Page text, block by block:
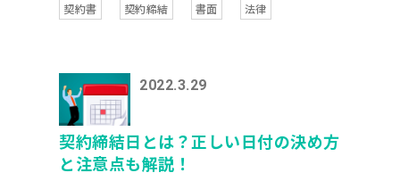
契約書 契約締結 書面 法律
2022.3.29
契約締結日とは？正しい日付の決め方
と注意点も解説！